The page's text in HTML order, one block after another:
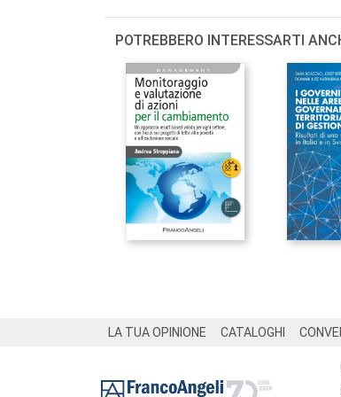
POTREBBERO INTERESSARTI
LA TUA OPINIONE CATALOGHI